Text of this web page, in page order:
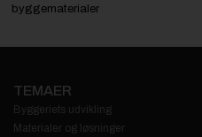
byggematerialer
TEMAER
Byggeriets udvikling
Materialer og løsninger